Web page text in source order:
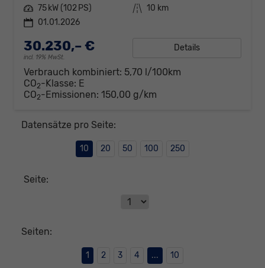
Leistung 75 kW (102 PS) Kilometerstand 10 km
01.01.2026
30.230,– €
incl. 19% MwSt.
Details
Verbrauch kombiniert: 5,70 l/100km
CO2-Klasse: E
CO2-Emissionen: 150,00 g/km
Datensätze pro Seite:
10 20 50 100 250
Seite:
Seiten:
1 2 3 4 ... 10